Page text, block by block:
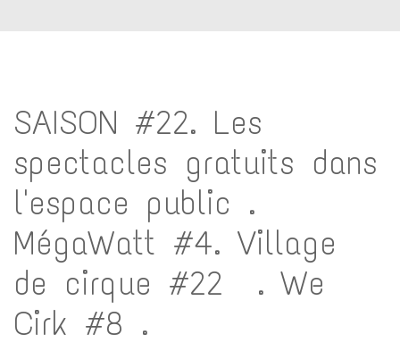
SAISON #22. Les
spectacles gratuits dans
l'espace public .
MégaWatt #4. Village
de cirque #22
.We
Cirk #8 .